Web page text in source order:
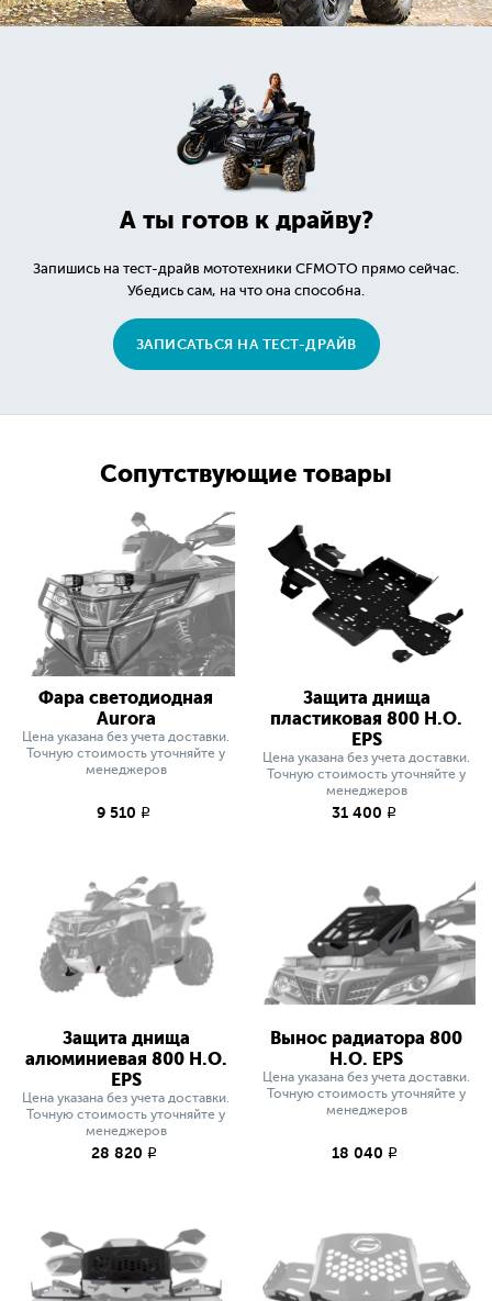
А ты готов к драйву?
Запишись на тест-драйв мототехники CFMOTO прямо сейчас.
Убедись сам, на что она способна.
ЗАПИСАТЬСЯ НА ТЕСТ-ДРАЙВ
Сопутствующие товары
Фара светодиодная
Aurora
Цена указана без учета доставки.
Точную стоимость уточняйте у
менеджеров
9 510 q
Защита днища
пластиковая 800 H.O.
EPS
Цена указана без учета доставки.
Точную стоимость уточняйте у
менеджеров
31 400 q
Защита днища
алюминиевая 800 H.O.
EPS
Цена указана без учета доставки.
Точную стоимость уточняйте у
менеджеров
28 820 q
Вынос радиатора 800
H.O. EPS
Цена указана без учета доставки.
Точную стоимость уточняйте у
менеджеров
18 040 q